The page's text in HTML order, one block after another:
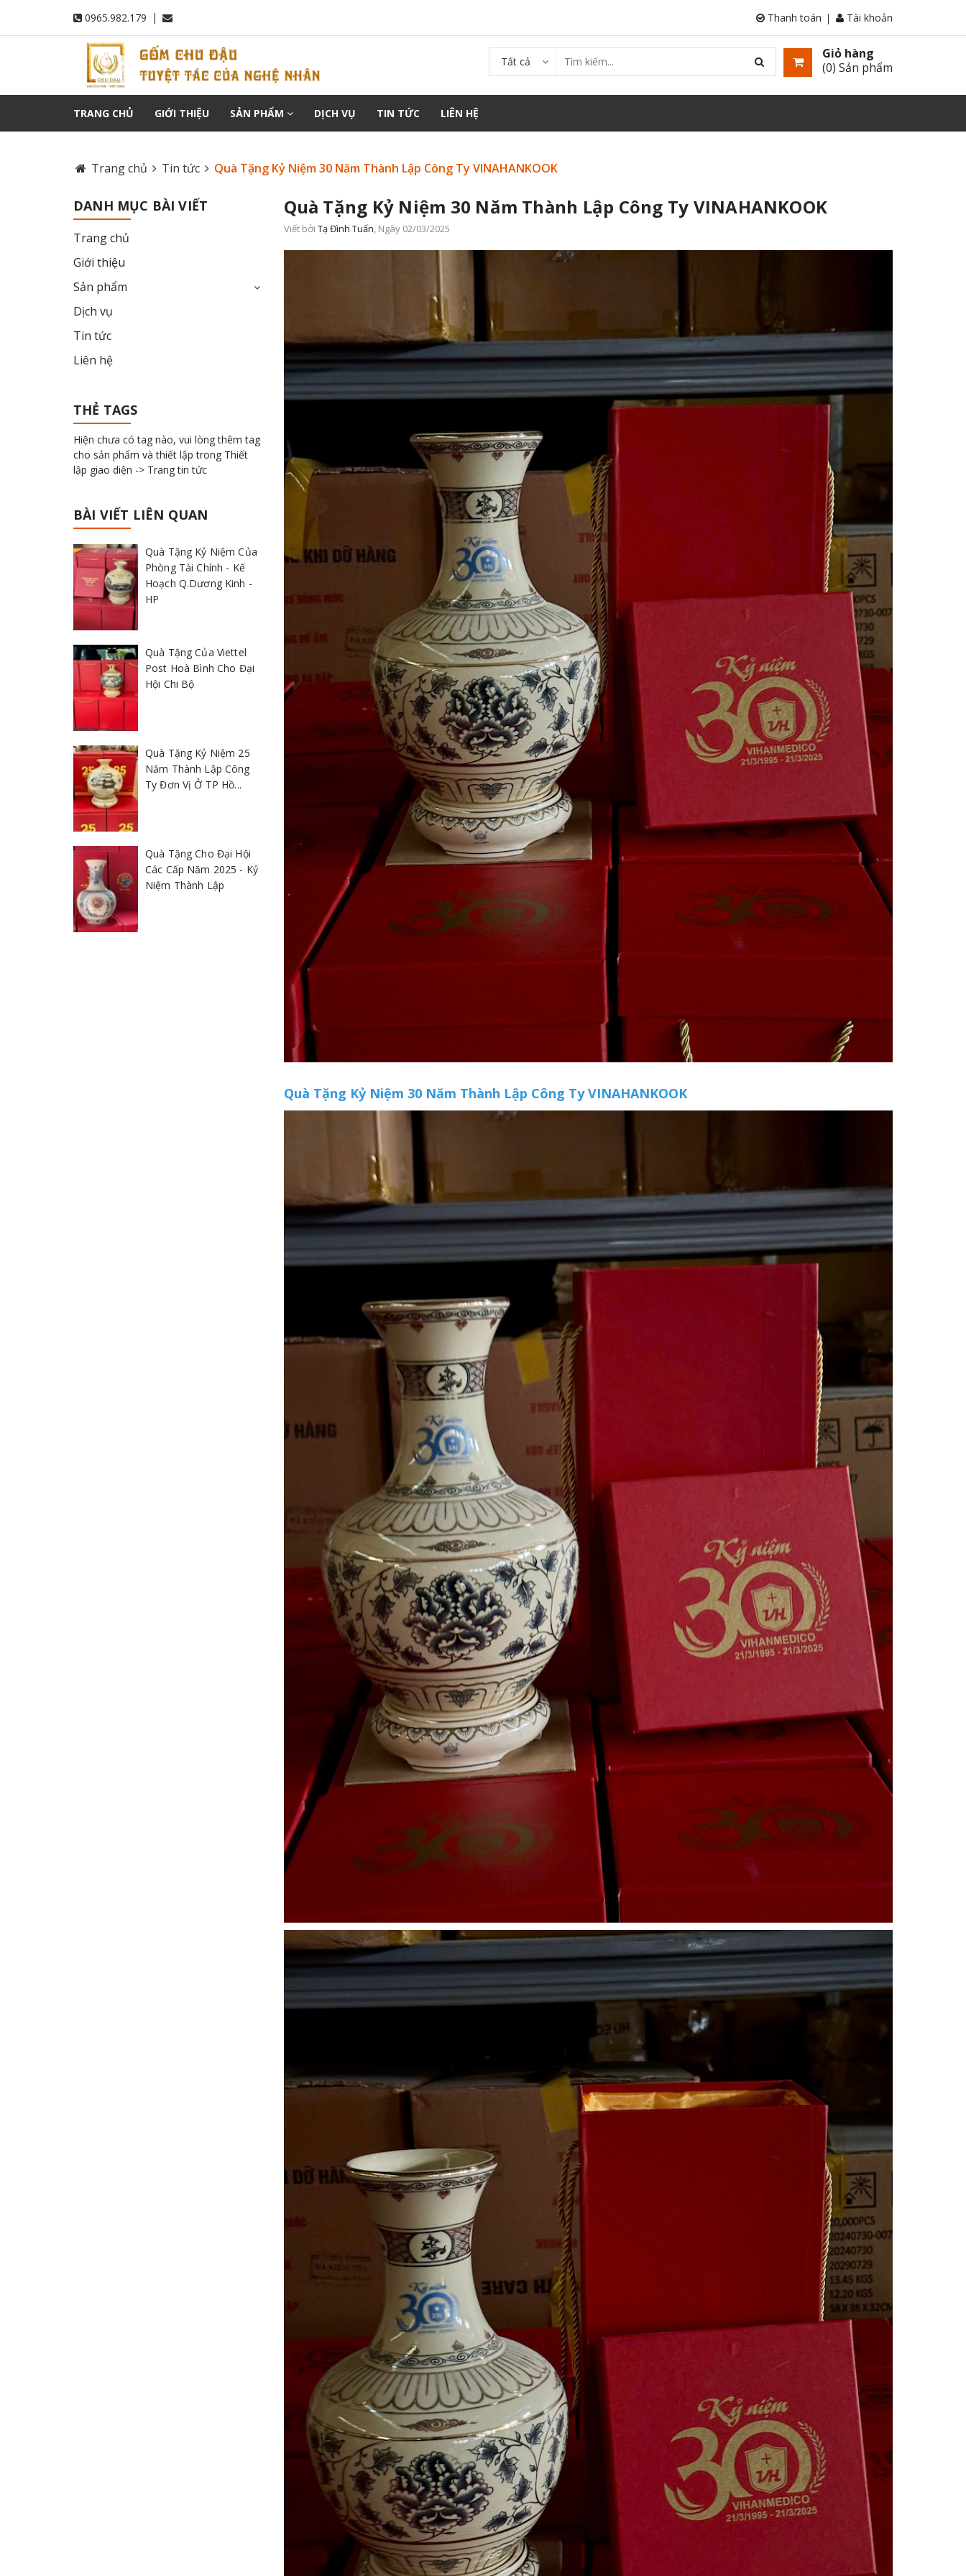
0965.982.179 | Tài khoản
Thanh toán
Giỏ hàng
(0) Sản phẩm
Tất cả
TRANG CHỦ GIỚI THIỆU SẢN PHẨM DỊCH VỤ TIN TỨC LIÊN HỆ
Trang chủ Tin tức Quà Tặng Kỷ Niệm 30 Năm Thành Lập Công Ty VINAHANKOOK
Quà Tặng Kỷ Niệm 30 Năm Thành Lập Công Ty VINAHANKOOK
Viết bởi Tạ Đình Tuấn, Ngày 02/03/2025
Quà Tặng Kỷ Niệm 30 Năm Thành Lập Công Ty VINAHANKOOK
DANH MỤC BÀI VIẾT
Trang chủ
Giới thiệu
Sản phẩm
Dịch vụ
Tin tức
Liên hệ
THẺ TAGS
Hiện chưa có tag nào, vui lòng thêm tag
cho sản phẩm và thiết lập trong Thiết
lập giao diện -> Trang tin tức
BÀI VIẾT LIÊN QUAN
Quà Tặng Kỷ Niệm Của
Phòng Tài Chính - Kế
Hoạch Q.Dương Kinh -
HP
Quà Tặng Của Viettel
Post Hoà Bình Cho Đại
Hội Chi Bộ
Quà Tặng Kỷ Niệm 25
Năm Thành Lập Công
Ty Đơn Vị Ở TP Hồ...
Quà Tặng Cho Đại Hội
Các Cấp Năm 2025 - Kỷ
Niệm Thành Lập